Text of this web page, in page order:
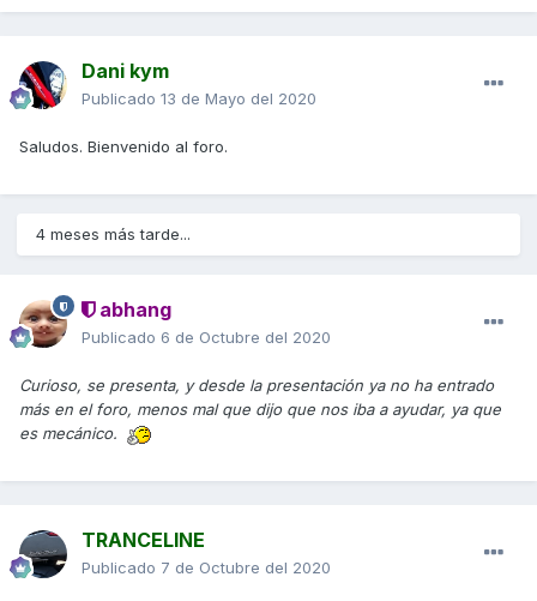
Dani kym
Publicado 13 de Mayo del 2020
Saludos. Bienvenido al foro.
4 meses más tarde...
abhang
Publicado 6 de Octubre del 2020
Curioso, se presenta, y desde la presentación ya no ha entrado
más en el foro, menos mal que dijo que nos iba a ayudar, ya que
es mecánico.
TRANCELINE
Publicado 7 de Octubre del 2020